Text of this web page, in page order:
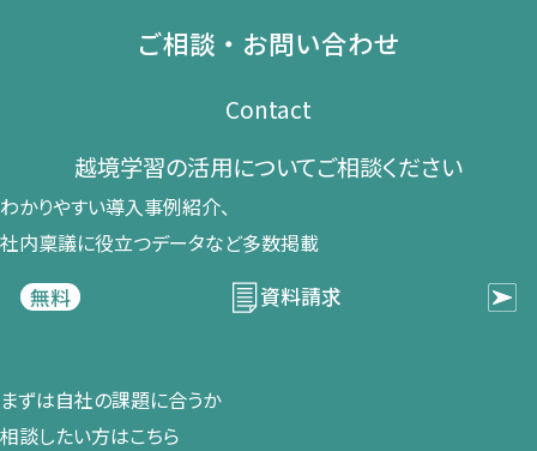
ご相談・お問い合わせ
Contact
越境学習の​活用に​ついて​ご相談ください​
わかりやすい導入事例紹介、​
社内稟議に​役立つデータなど​多数掲載
無料
資料請求
まずは​自社の​課題に​合うか​
相談したい方は​こちら